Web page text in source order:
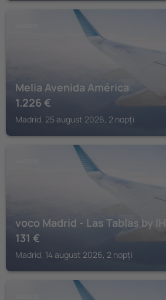
Melia Avenida América
1.226 €
Madrid, 25 august 2026, 2 nopți
voco Madrid - Las Tablas by IHG
131 €
Madrid, 14 august 2026, 2 nopți